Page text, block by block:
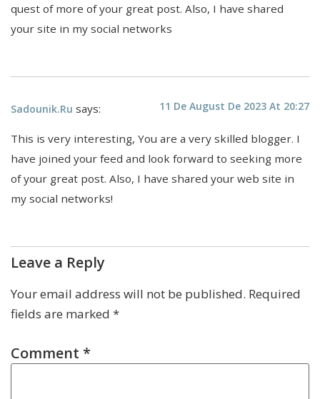
quest of more of your great post. Also, I have shared
your site in my social networks
Sadounik.ru says: 11 De August De 2023 At 20:27
This is very interesting, You are a very skilled blogger. I
have joined your feed and look forward to seeking more
of your great post. Also, I have shared your web site in
my social networks!
Leave a Reply
Your email address will not be published. Required
fields are marked *
Comment *